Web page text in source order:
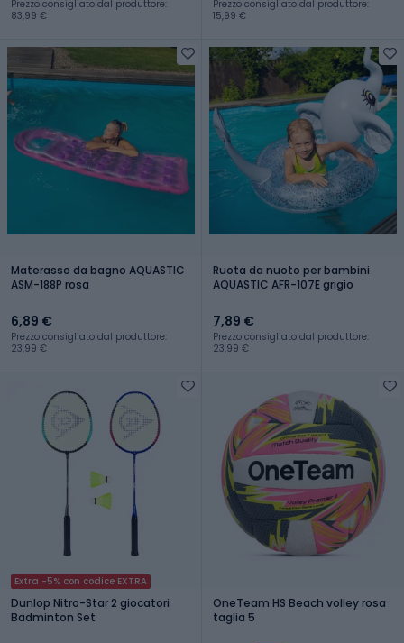
Prezzo consigliato dal produttore:
83,99 €
Prezzo consigliato dal produttore:
15,99 €
Materasso da bagno AQUASTIC
ASM-188P rosa
6,89 €
Prezzo consigliato dal produttore:
23,99 €
Ruota da nuoto per bambini
AQUASTIC AFR-107E grigio
7,89 €
Prezzo consigliato dal produttore:
23,99 €
Extra -5% con codice EXTRA
Dunlop Nitro-Star 2 giocatori
Badminton Set
OneTeam HS Beach volley rosa
taglia 5